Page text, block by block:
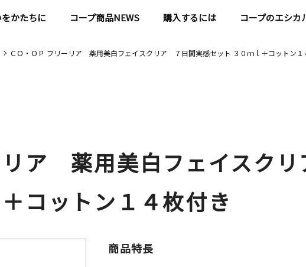
かたちに コープ商品NEWS 購入するには コープのエシカ
ＣＯ・ＯＰ フリーリア 薬用美白フェイスクリア ７日間実感セット ３０ｍｌ＋コットン１
リア 薬用美白フェイスク
コットン１４枚付き
商品特長